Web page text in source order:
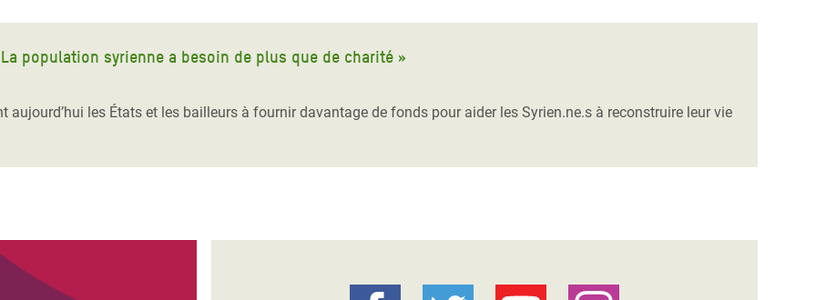
en Afrique de
Yémen
Réfugié·es au
population syrienne a besoin de plus que de charité »
aujourd’hui les États et les bailleurs à fournir davantage de fonds pour aider les Syrien.ne.s à reconstruire leur vie